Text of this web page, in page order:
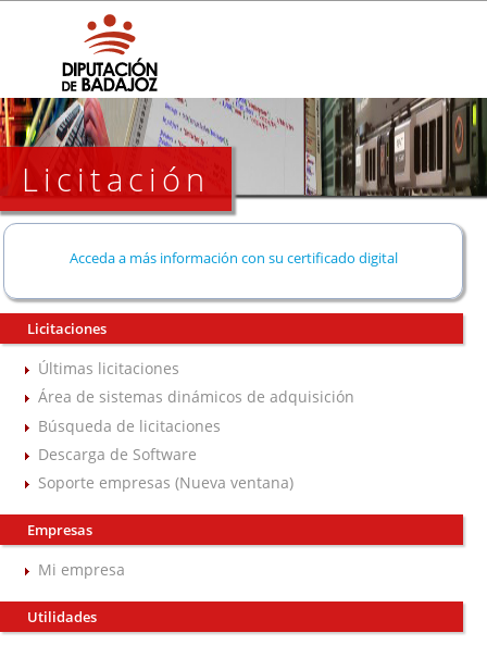
Licitación
Acceda a más información con su certificado digital
Licitaciones
Últimas licitaciones
Área de sistemas dinámicos de adquisición
Búsqueda de licitaciones
Descarga de Software
Soporte empresas (Nueva ventana)
Empresas
Mi empresa
Utilidades